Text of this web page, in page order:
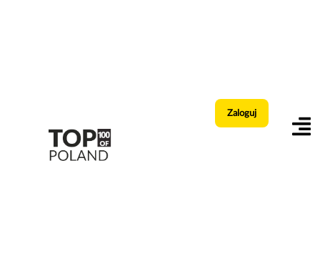
Zaloguj